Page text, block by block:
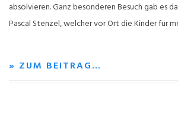
absolvieren. Ganz besonderen Besuch gab es
Pascal Stenzel, welcher vor Ort die Kinder für
» ZUM BEITRAG…